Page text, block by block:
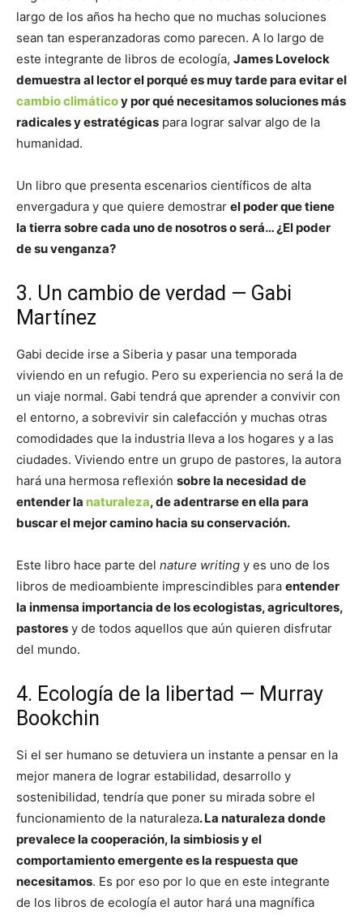
largo de los años ha hecho que no muchas soluciones
sean tan esperanzadoras como parecen. A lo largo de
este integrante de libros de ecología, James Lovelock
demuestra al lector el porqué es muy tarde para evitar el
cambio climáticoy por qué necesitamos soluciones más
radicales y estratégicas para lograr salvar algo de la
humanidad.
Un libro que presenta escenarios científicos de alta
envergadura y que quiere demostrar el poder que tiene
la tierra sobre cada uno de nosotros o será… ¿El poder
de su venganza?
3. Un cambio de verdad — Gabi
Martínez
Gabi decide irse a Siberia y pasar una temporada
viviendo en un refugio. Pero su experiencia no será la de
un viaje normal. Gabi tendrá que aprender a convivir con
el entorno, a sobrevivir sin calefacción y muchas otras
comodidades que la industria lleva a los hogares y a las
ciudades. Viviendo entre un grupo de pastores, la autora
hará una hermosa reflexión sobre la necesidad de
entender la naturaleza, de adentrarse en ella para
buscar el mejor camino hacia su conservación.
Este libro hace parte del nature writing y es uno de los
libros de medioambiente imprescindibles para entender
la inmensa importancia de los ecologistas, agricultores,
pastores y de todos aquellos que aún quieren disfrutar
del mundo.
4. Ecología de la libertad — Murray
Bookchin
Si el ser humano se detuviera un instante a pensar en la
mejor manera de lograr estabilidad, desarrollo y
sostenibilidad, tendría que poner su mirada sobre el
funcionamiento de la naturaleza. La naturaleza donde
prevalece la cooperación, la simbiosis y el
comportamiento emergente es la respuesta que
necesitamos. Es por eso por lo que en este integrante
de los libros de ecología el autor hará una magnífica